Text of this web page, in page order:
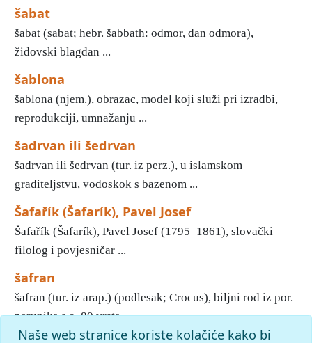
šabat
šabat (sabat; hebr. šabbath: odmor, dan odmora),
židovski blagdan ...
šablona
šablona (njem.), obrazac, model koji služi pri izradbi,
reprodukciji, umnažanju ...
šadrvan ili šedrvan
šadrvan ili šedrvan (tur. iz perz.), u islamskom
graditeljstvu, vodoskok s bazenom ...
Šafařík (Šafarík), Pavel Josef
Šafařík (Šafarík), Pavel Josef (1795–1861), slovački
filolog i povjesničar ...
šafran
šafran (tur. iz arap.) (podlesak; Crocus), biljni rod iz por.
perunika s o. 80 vrsta ...
Naše web stranice koriste kolačiće kako bi